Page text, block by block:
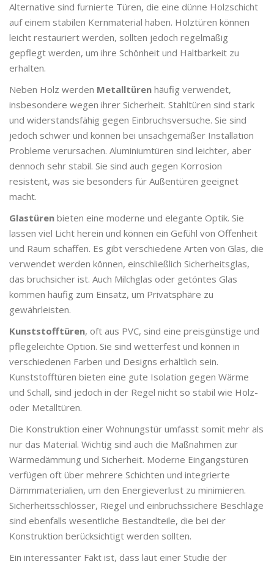
Alternative sind furnierte Türen, die eine dünne Holzschicht
auf einem stabilen Kernmaterial haben. Holztüren können
leicht restauriert werden, sollten jedoch regelmäßig
gepflegt werden, um ihre Schönheit und Haltbarkeit zu
erhalten.
Neben Holz werden Metalltüren häufig verwendet,
insbesondere wegen ihrer Sicherheit. Stahltüren sind stark
und widerstandsfähig gegen Einbruchsversuche. Sie sind
jedoch schwer und können bei unsachgemäßer Installation
Probleme verursachen. Aluminiumtüren sind leichter, aber
dennoch sehr stabil. Sie sind auch gegen Korrosion
resistent, was sie besonders für Außentüren geeignet
macht.
Glastüren bieten eine moderne und elegante Optik. Sie
lassen viel Licht herein und können ein Gefühl von Offenheit
und Raum schaffen. Es gibt verschiedene Arten von Glas, die
verwendet werden können, einschließlich Sicherheitsglas,
das bruchsicher ist. Auch Milchglas oder getöntes Glas
kommen häufig zum Einsatz, um Privatsphäre zu
gewährleisten.
Kunststofftüren, oft aus PVC, sind eine preisgünstige und
pflegeleichte Option. Sie sind wetterfest und können in
verschiedenen Farben und Designs erhältlich sein.
Kunststofftüren bieten eine gute Isolation gegen Wärme
und Schall, sind jedoch in der Regel nicht so stabil wie Holz-
oder Metalltüren.
Die Konstruktion einer Wohnungstür umfasst somit mehr als
nur das Material. Wichtig sind auch die Maßnahmen zur
Wärmedämmung und Sicherheit. Moderne Eingangstüren
verfügen oft über mehrere Schichten und integrierte
Dämmmaterialien, um den Energieverlust zu minimieren.
Sicherheitsschlösser, Riegel und einbruchssichere Beschläge
sind ebenfalls wesentliche Bestandteile, die bei der
Konstruktion berücksichtigt werden sollten.
Ein interessanter Fakt ist, dass laut einer Studie der